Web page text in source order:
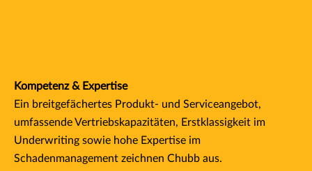
Kompetenz & Expertise
Ein breitgefächertes Produkt- und Serviceangebot,
umfassende Vertriebskapazitäten, Erstklassigkeit im
Underwriting sowie hohe Expertise im
Schadenmanagement zeichnen Chubb aus.